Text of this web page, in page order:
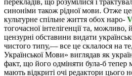
синоніми також рідної мови. Отже
культурне спільне життя обох наро-
тогочасної інтелігенції та,
цензурні обставини видати
чистого типу,— все це склалося на
Української Мови» виглядав як
факт, що його одміняти була-б тепер
мають відкриті очі редактори цього